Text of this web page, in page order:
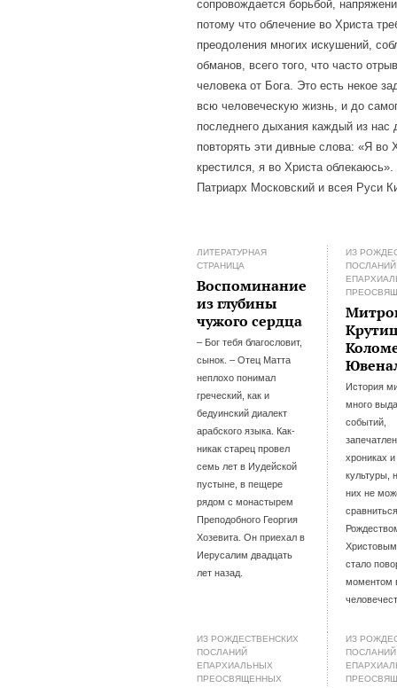
сопровождается борьбой,
потому что облечение во Христа
преодоления многих искушений,
обманов, всего того, что часто
человека от Бога. Это есть некое
всю человеческую жизнь, и до
последнего дыхания каждый из нас
повторять эти дивные слова: «Я во
крестился, я во Христа
Патриарх Московский и всея Руси
ЛИТЕРАТУРНАЯ
СТРАНИЦА
Воспоминание
из глубины
чужого сердца
– Бог тебя благословит,
сынок. – Отец Матта
неплохо понимал
греческий, как и
бедуинский диалект
арабского языка. Как-
никак старец провел
семь лет в Иудейской
пустыне, в пещере
рядом с монастырем
Преподобного Георгия
Хозевита. Он приехал в
Иерусалим двадцать
лет назад.
ИЗ
ПОСЛАНИЙ
История
много
событий,
хрониках
культуры,
них не
стало
моментом
ИЗ РОЖДЕСТВЕНСКИХ
ПОСЛАНИЙ
ЕПАРХИАЛЬНЫХ
ПРЕОСВЯЩЕННЫХ
ИЗ
ПОСЛАНИЙ